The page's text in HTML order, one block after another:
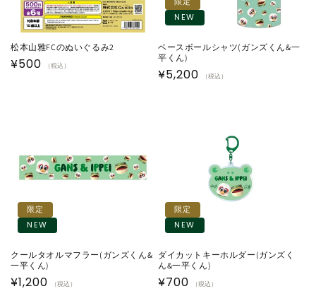
松本山雅FCのぬいぐるみ2
通
¥500 （税込）
NEW
ベースボールシャツ(ガンズくん&一
平くん)
通
¥5,200 （税込）
限定
NEW
クールタオルマフラー(ガンズくん&
一平くん)
通
¥1,200 （税込）
限定
NEW
ダイカットキーホルダー(ガンズく
ん&一平くん)
通
¥700 （税込）